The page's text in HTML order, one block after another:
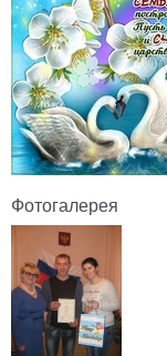
Фотогалерея